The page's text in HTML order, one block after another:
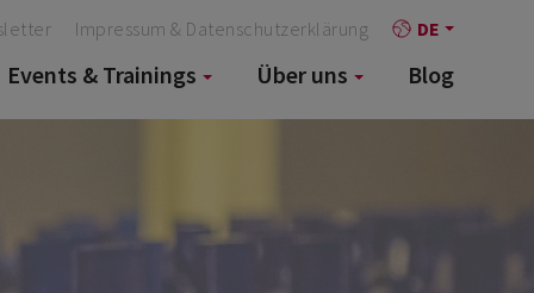
Events & Trainings Über uns Blog
Impressum & Datenschutzerklärung DE